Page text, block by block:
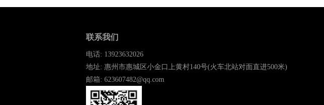
联系我们
电话: 13923632026
地址: 惠州市惠城区小金口上黄村140号(火车北站对面直进500米)
邮箱: 623607482@qq.com